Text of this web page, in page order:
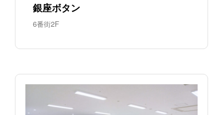
銀座ボタン
6番街2F